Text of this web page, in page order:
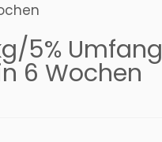
5% Umfang
6 Wochen